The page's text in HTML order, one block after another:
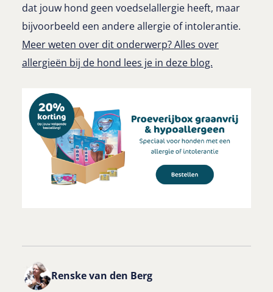
dat jouw hond geen voedselallergie heeft, maar
bijvoorbeeld een andere allergie of intolerantie.
Meer weten over dit onderwerp? Alles over
allergieën bij de hond lees je in deze blog.
Renske van den Berg